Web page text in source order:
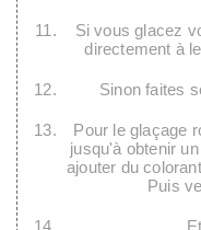
Si vous glacez
directement à
Sinon faites
Pour le glaçage
jusqu'à obtenir
ajouter du
Puis